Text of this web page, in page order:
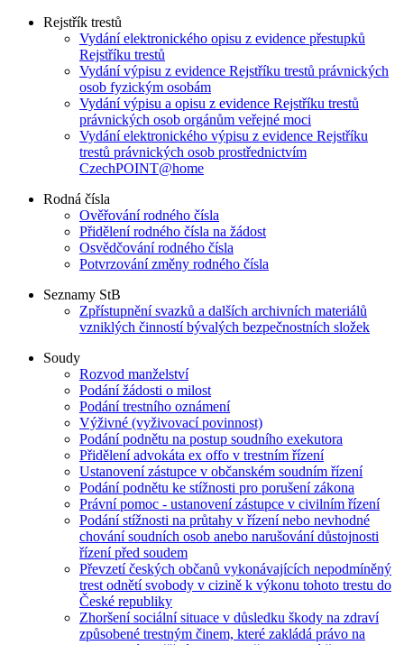
Rejstřík trestů
Vydání elektronického opisu z evidence přestupků
Rejstříku trestů
Vydání výpisu z evidence Rejstříku trestů právnických
osob fyzickým osobám
Vydání výpisu a opisu z evidence Rejstříku trestů
právnických osob orgánům veřejné moci
Vydání elektronického výpisu z evidence Rejstříku
trestů právnických osob prostřednictvím
CzechPOINT@home
Rodná čísla
Ověřování rodného čísla
Přidělení rodného čísla na žádost
Osvědčování rodného čísla
Potvrzování změny rodného čísla
Seznamy StB
Zpřístupnění svazků a dalších archivních materiálů
vzniklých činností bývalých bezpečnostních složek
Soudy
Rozvod manželství
Podání žádosti o milost
Podání trestního oznámení
Výživné (vyživovací povinnost)
Podání podnětu na postup soudního exekutora
Přidělení advokáta ex offo v trestním řízení
Ustanovení zástupce v občanském soudním řízení
Podání podnětu ke stížnosti pro porušení zákona
Právní pomoc - ustanovení zástupce v civilním řízení
Podání stížnosti na průtahy v řízení nebo nevhodné
chování soudních osob anebo narušování důstojnosti
řízení před soudem
Převzetí českých občanů vykonávajících nepodmíněný
trest odnětí svobody v cizině k výkonu tohoto trestu do
České republiky
Zhoršení sociální situace v důsledku škody na zdraví
způsobené trestným činem, které zakládá právo na